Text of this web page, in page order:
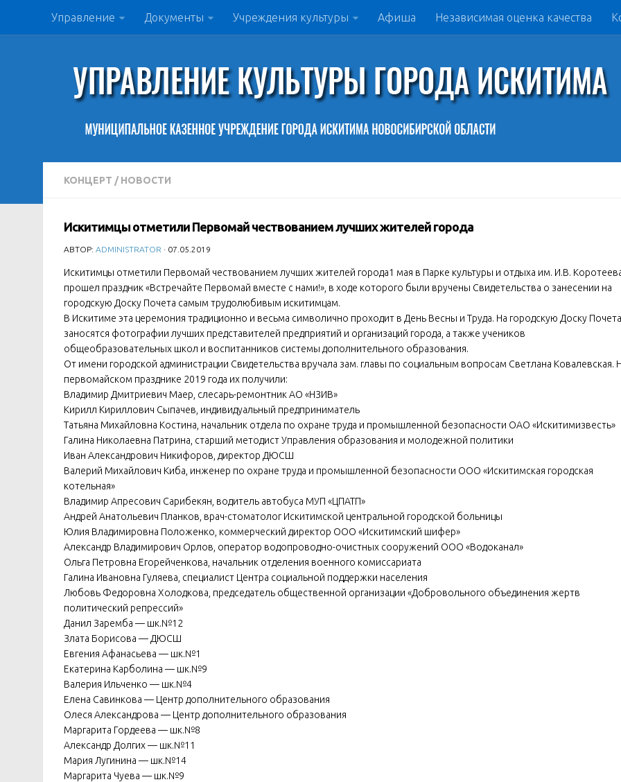
Управление Документы Учреждения культуры Афиша Независимая оценка качества
КОНЦЕРТ / НОВОСТИ
Искитимцы отметили Первомай чествованием лучших жителей города
АВТОР: ADMINISTRATOR · 07.05.2019
Искитимцы отметили Первомай чествованием лучших жителей города1 мая в Парке культуры и отдыха им. И.В.
прошел праздник «Встречайте Первомай вместе с нами!», в ходе которого были вручены Свидетельства о занесении на
городскую Доску Почета самым трудолюбивым искитимцам.
В Искитиме эта церемония традиционно и весьма символично проходит в День Весны и Труда. На городскую Доску Почета
заносятся фотографии лучших представителей предприятий и организаций города, а также учеников
общеобразовательных школ и воспитанников системы дополнительного образования.
От имени городской администрации Свидетельства вручала зам. главы по социальным вопросам Светлана Ковалевская.
первомайском празднике 2019 года их получили:
Владимир Дмитриевич Маер, слесарь-ремонтник АО «НЗИВ»
Кирилл Кириллович Сыпачев, индивидуальный предприниматель
Татьяна Михайловна Костина, начальник отдела по охране труда и промышленной безопасности ОАО «Искитимизвесть»
Галина Николаевна Патрина, старший методист Управления образования и молодежной политики
Иван Александрович Никифоров, директор ДЮСШ
Валерий Михайлович Киба, инженер по охране труда и промышленной безопасности ООО «Искитимская городская
котельная»
Владимир Апресович Сарибекян, водитель автобуса МУП «ЦПАТП»
Андрей Анатольевич Планков, врач-стоматолог Искитимской центральной городской больницы
Юлия Владимировна Положенко, коммерческий директор ООО «Искитимский шифер»
Александр Владимирович Орлов, оператор водопроводно-очистных сооружений ООО «Водоканал»
Ольга Петровна Егорейченкова, начальник отделения военного комиссариата
Галина Ивановна Гуляева, специалист Центра социальной поддержки населения
Любовь Федоровна Холодкова, председатель общественной организации «Добровольного объединения жертв
политический репрессий»
Данил Заремба — шк.№12
Злата Борисова — ДЮСШ
Евгения Афанасьева — шк.№1
Екатерина Карболина — шк.№9
Валерия Ильченко — шк.№4
Елена Савинкова — Центр дополнительного образования
Олеся Александрова — Центр дополнительного образования
Маргарита Гордеева — шк.№8
Александр Долгих — шк.№11
Мария Лугинина — шк.№14
Маргарита Чуева — шк.№9